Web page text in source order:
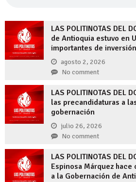
LAS POLITINOTAS DEL
de Antioquia estuvo en
importantes de inversión
agosto 2, 2026
No comment
LAS POLITINOTAS DEL
las precandidaturas a
gobernación
julio 26, 2026
No comment
LAS POLITINOTAS DEL
Espinosa Márquez
a la Gobernación de